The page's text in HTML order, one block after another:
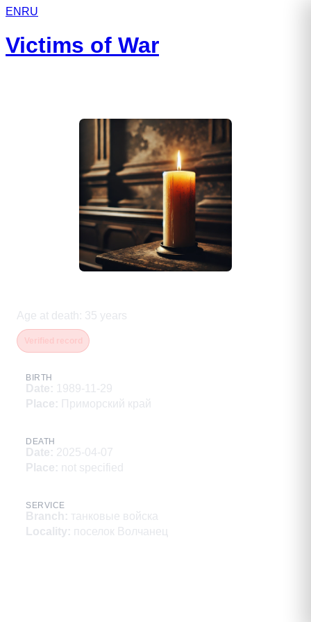
EN RU
Victims of War
Age at death : 35 years
BIRTH
Date: 1989-11-29
Place: Приморский край
DEATH
Date: 2025-04-07
Place: not specified
SERVICE
Branch : танковые войска
Locality: поселок Волчанец